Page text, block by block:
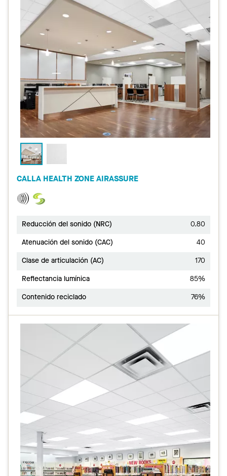
CALLA HEALTH ZONE AIRASSURE
Reducción del sonido (NRC)
0.80
Atenuación del sonido (CAC)
40
Clase de articulación (AC)
170
Reflectancia lumínica
85%
Contenido reciclado
76%